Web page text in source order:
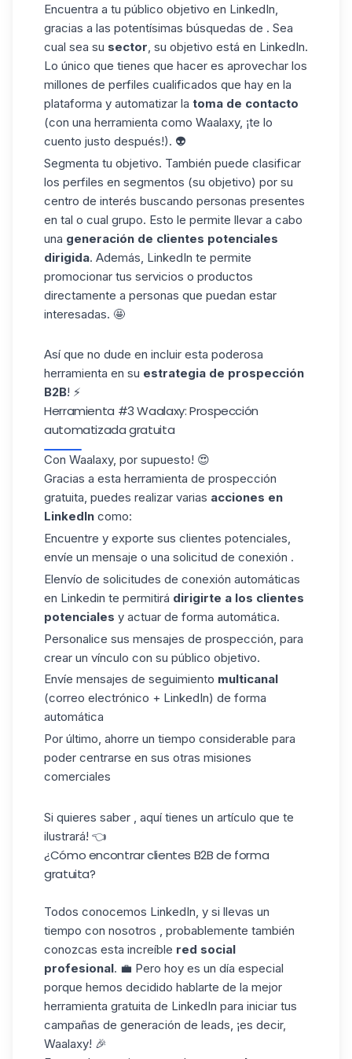
Encuentra a tu público objetivo en LinkedIn,
gracias a las potentísimas búsquedas de . Sea
cual sea su sector , su objetivo está en LinkedIn.
Lo único que tienes que hacer es aprovechar los
millones de perfiles cualificados que hay en la
plataforma y automatizar la toma de contacto
(con una herramienta como Waalaxy, ¡te lo
cuento justo después!). 👽
Segmenta tu objetivo. También puede clasificar
los perfiles en segmentos (su objetivo) por su
centro de interés buscando personas presentes
en tal o cual grupo. Esto le permite llevar a cabo
una generación de clientes potenciales
dirigida. Además, LinkedIn te permite
promocionar tus servicios o productos
directamente a personas que puedan estar
interesadas. 🤩
Así que no dude en incluir esta poderosa
herramienta en su estrategia de prospección
B2B! ⚡
Herramienta #3 Waalaxy: Prospección
automatizada gratuita
Con Waalaxy, por supuesto! 😍
Gracias a esta herramienta de prospección
gratuita, puedes realizar varias acciones en
LinkedIn como:
Encuentre y exporte sus clientes potenciales,
envíe un mensaje o una solicitud de conexión .
Elenvío de solicitudes de conexión automáticas
en Linkedin te permitirá dirigirte a los clientes
potenciales y actuar de forma automática.
Personalice sus mensajes de prospección, para
crear un vínculo con su público objetivo.
Envíe mensajes de seguimiento multicanal
(correo electrónico + LinkedIn) de forma
automática
Por último, ahorre un tiempo considerable para
poder centrarse en sus otras misiones
comerciales
Si quieres saber , aquí tienes un artículo que te
ilustrará! 👈
¿Cómo encontrar clientes B2B de forma
gratuita?
Todos conocemos LinkedIn, y si llevas un
tiempo con nosotros , probablemente también
conozcas esta increíble red social
profesional. 💼 Pero hoy es un día especial
porque hemos decidido hablarte de la mejor
herramienta gratuita de LinkedIn para iniciar tus
campañas de generación de leads, ¡es decir,
Waalaxy! 🎉